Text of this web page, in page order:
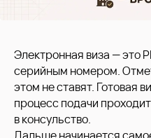
Электронная виза — это
серийным номером.
этом не ставят. Готовая
процесс подачи
в консульство.